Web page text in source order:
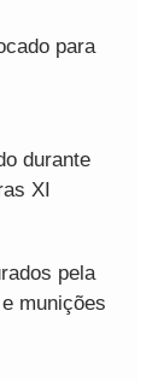
para
durante
XI
pela
munições